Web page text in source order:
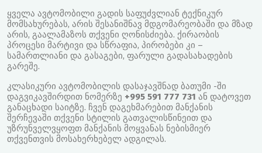
ყველა ავტომობილი გადის საფუძვლიან ტექნიკურ
მომსახურებას, არის შესანიშნავ მდგომარეობაში და მზად
არის, გაალამაზოს თქვენი ღონისძიება. ქირაობის
პროცესი მარტივი და სწრაფია, პირობები კი –
სამართლიანი და გასაგები, ფარული გადასახადების
გარეშე.
კლასიკური ავტომობილის დასაჯავშნად ბათუმი -ში
დაგვიკავშირდით ნომერზე +995 591 777 731 ან დატოვეთ
განაცხადი საიტზე. ჩვენ დაგეხმარებით მანქანის
შერჩევაში თქვენი სტილის გათვალისწინეით და
უზრუნველვყოფთ მანქანის მოყვანას ნებისმიერ
თქვენთვის მოსახერხებელ ადგილას.